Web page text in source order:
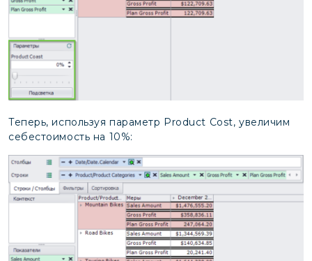
Теперь, используя параметр Product Cost, увеличим
себестоимость на 10%: